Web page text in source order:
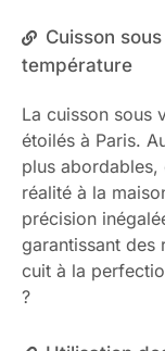
Cuisson
température
La cuisson sous
étoilés à Paris.
plus
réalité à la
précision
garantissant des
cuit à la
?